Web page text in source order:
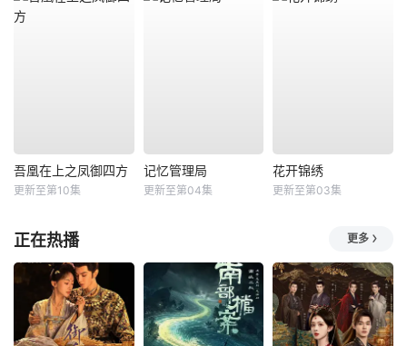
吾凰在上之凤御四方
更新至第10集
记忆管理局
更新至第04集
花开锦绣
更新至第03集
正在热播 更多